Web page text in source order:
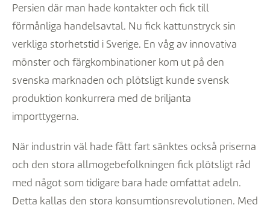
Persien där man hade kontakter och fick till
förmånliga handelsavtal. Nu fick kattunstryck sin
verkliga storhetstid i Sverige. En våg av innovativa
mönster och färgkombinationer kom ut på den
svenska marknaden och plötsligt kunde svensk
produktion konkurrera med de briljanta
importtygerna.
När industrin väl hade fått fart sänktes också priserna
och den stora allmogebefolkningen fick plötsligt råd
med något som tidigare bara hade omfattat adeln.
Detta kallas den stora konsumtionsrevolutionen. Med